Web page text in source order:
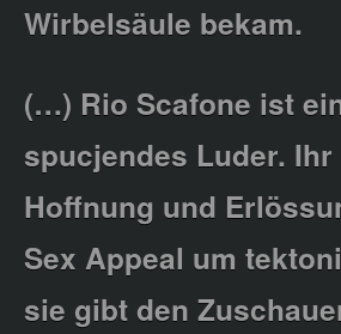
Wirbelsäule bekam.
(…) Rio Scafone ist
spucjendes Luder.
Hoffnung und
Sex Appeal um
sie gibt den